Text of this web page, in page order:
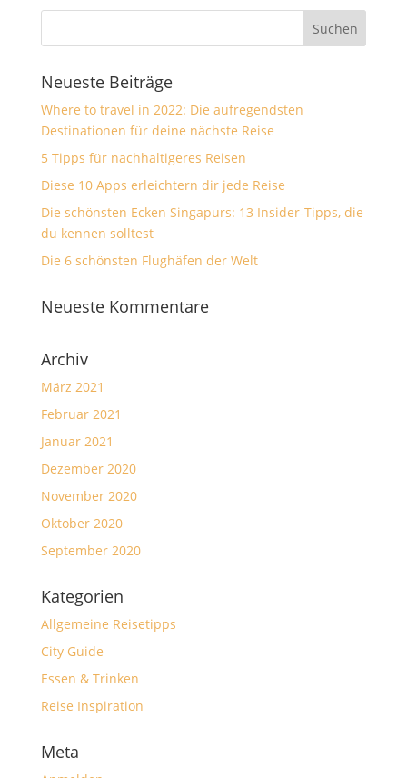
Neueste Beiträge
Where to travel in 2022: Die aufregendsten
Destinationen für deine nächste Reise
5 Tipps für nachhaltigeres Reisen
Diese 10 Apps erleichtern dir jede Reise
Die schönsten Ecken Singapurs: 13 Insider-Tipps, die
du kennen solltest
Die 6 schönsten Flughäfen der Welt
Neueste Kommentare
Archiv
März 2021
Februar 2021
Januar 2021
Dezember 2020
November 2020
Oktober 2020
September 2020
Kategorien
Allgemeine Reisetipps
City Guide
Essen & Trinken
Reise Inspiration
Meta